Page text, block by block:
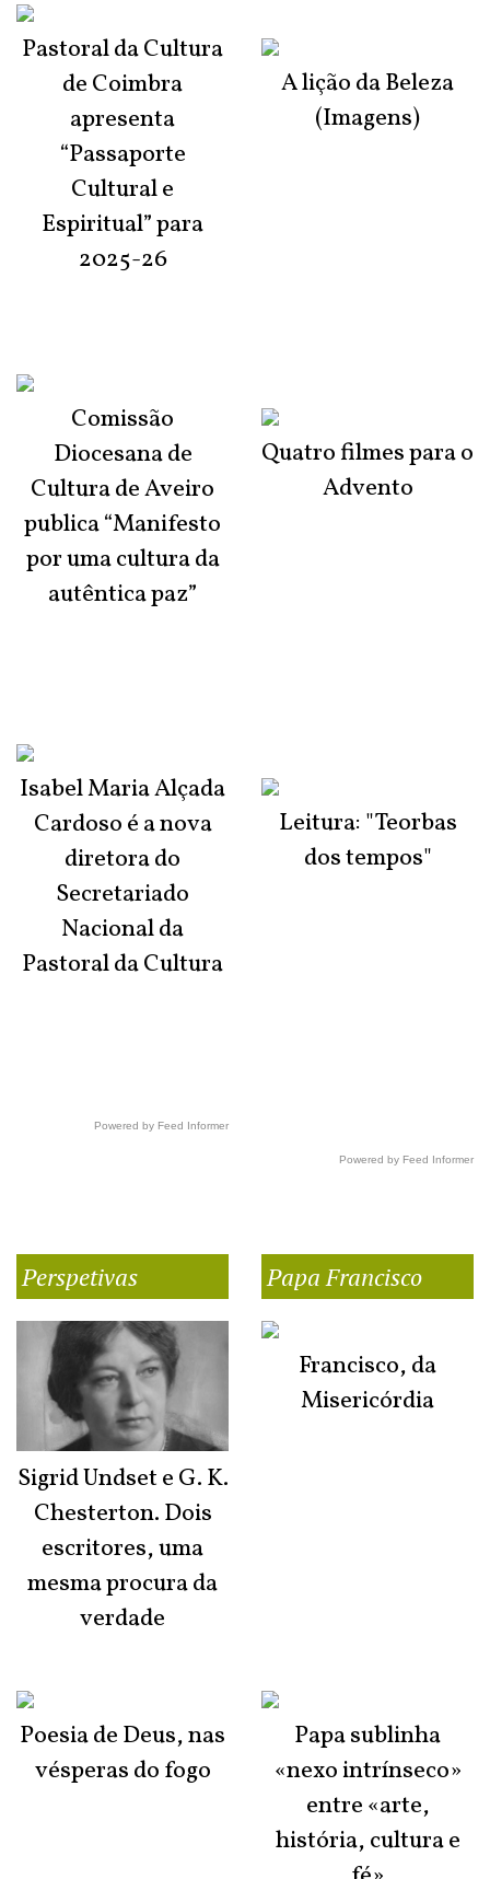
Pastoral da Cultura
de Coimbra
apresenta
“Passaporte
Cultural e
Espiritual” para
2025-26
Comissão
Diocesana de
Cultura de Aveiro
publica “Manifesto
por uma cultura da
autêntica paz”
Isabel Maria Alçada
Cardoso é a nova
diretora do
Secretariado
Nacional da
Pastoral da Cultura
Powered by Feed Informer
A lição da Beleza
(Imagens)
Quatro filmes para o
Advento
Leitura: "Teorbas
dos tempos"
Powered by Feed Informer
Perspetivas
Sigrid Undset e G. K.
Chesterton. Dois
escritores, uma
mesma procura da
verdade
Poesia de Deus, nas
vésperas do fogo
Papa Francisco
Francisco, da
Misericórdia
Papa sublinha
«nexo intrínseco»
entre «arte,
história, cultura e